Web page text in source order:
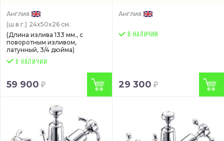
Англия
(ш.в.г.) 24x50x26 см.
(Длина излива 133 мм., с
поворотным изливом,
латунный, 3/4 дюйма)
59 900
Англия
В НАЛИЧИИ
29 300